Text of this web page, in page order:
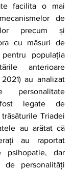
facilita o mai
de
precum și
cu măsuri de
populația
anterioare
au analizat
legate de
Triadei
au arătat că
au raportat
psihopatie, dar
personalități